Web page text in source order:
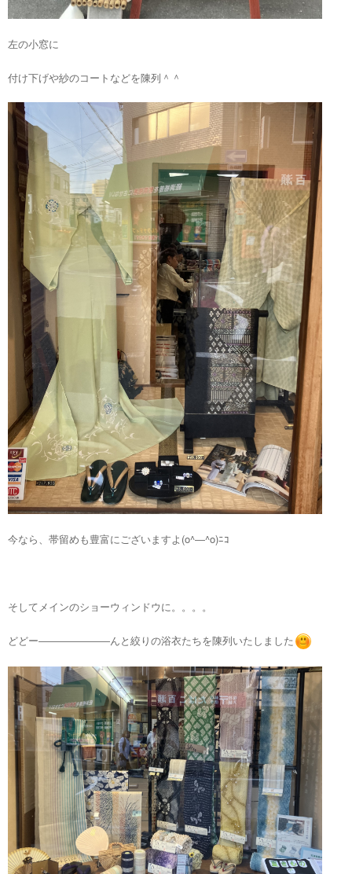
左の小窓に
付け下げや紗のコートなどを陳列＾＾
今なら、帯留めも豊富にございますよ(o^―^o)ﾆｺ
そしてメインのショーウィンドウに。。。。
どどー―――――――んと絞りの浴衣たちを陳列いたしました